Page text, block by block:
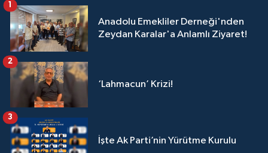
Anadolu Emekliler Derneği'nden
Zeydan Karalar'a Anlamlı Ziyaret!
‘Lahmacun’ Krizi!
2
İşte Ak Parti’nin Yürütme Kurulu
3